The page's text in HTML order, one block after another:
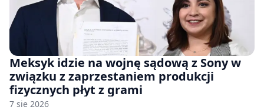
Meksyk idzie na wojnę sądową z Sony w
związku z zaprzestaniem produkcji
fizycznych płyt z grami
7 sie 2026